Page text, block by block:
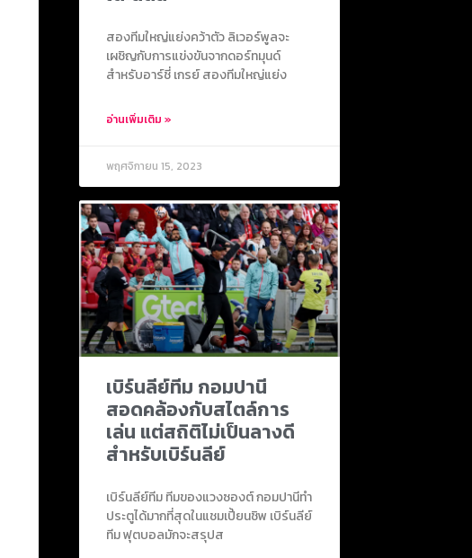
สองทีมใหญ่แย่งคว้าตัว ลิเวอร์พูลจะ
เผชิญกับการแข่งขันจากดอร์ทมุนด์
สำหรับอาร์ชี่ เกรย์ สองทีมใหญ่แย่ง
อ่านเพิ่มเติม »
พฤศจิกายน 15, 2023
เบิร์นลีย์ทีม กอมปานี
สอดคล้องกับสไตล์การ
เล่น แต่สถิติไม่เป็นลางดี
สำหรับเบิร์นลีย์
เบิร์นลีย์ทีม ทีมของแวงซองต์ กอมปานีทำ
ประตูได้มากที่สุดในแชมเปี้ยนชิพ เบิร์นลีย์
ทีม ฟุตบอลมักจะสรุปส